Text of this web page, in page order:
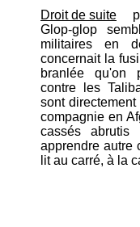
Droit de suite
Glop-glop
militaires en
concernait la
branlée qu'on
contre les
sont
compagnie en
cassés
apprendre autre
lit au carré, à la